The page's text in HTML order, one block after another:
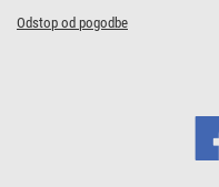
Odstop od pogodbe